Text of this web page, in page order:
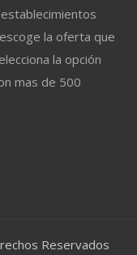
la oferta que
la opción
mas de 500
Reservados